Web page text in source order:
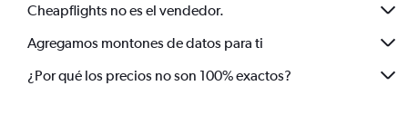
Cheapflights no es el vendedor.
Agregamos montones de datos para ti
¿Por qué los precios no son 100% exactos?